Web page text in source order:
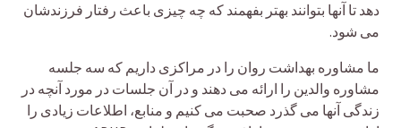
دهد تا آنها بتوانند بهتر بفهمند که چه چیزی باعث رفتار فرزندشان
می شود.
ما مشاوره بهداشت روان را در مراکزی داریم که سه جلسه
مشاوره والدین را ارائه می دهند و در آن جلسات در مورد آنچه در
زندگی آنها می گذرد صحبت می کنیم و منابع، اطلاعات زیادی را